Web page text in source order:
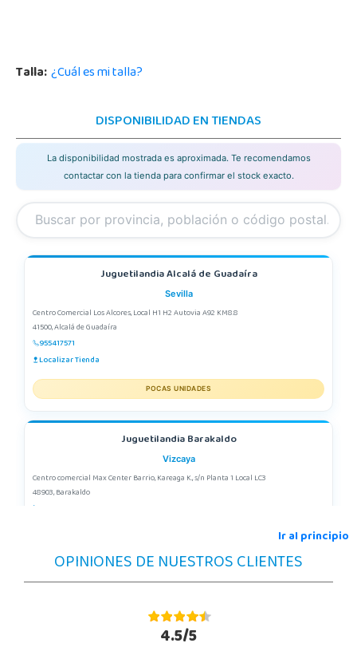
Talla:¿Cuál es mi talla?
DISPONIBILIDAD EN TIENDAS
La disponibilidad mostrada es aproximada. Te recomendamos
contactar con la tienda para confirmar el stock exacto.
Juguetilandia Alcalá de Guadaíra
Sevilla
Centro Comercial Los Alcores, Local H1 H2 Autovia A92 KM8.8
41500, Alcalá de Guadaíra
955417571
Localizar Tienda
POCAS UNIDADES
Juguetilandia Barakaldo
Vizcaya
Centro comercial Max Center Barrio, Kareaga K., s/n Planta 1 Local LC3
48903, Barakaldo
Juguetilandia Ciudad Real
Ciudad Real
Parque Comercial Puerta del Ave local 5 (Avenida de la ciencia nº9)
Ir al principio
OPINIONES DE NUESTROS CLIENTES
4.5/5